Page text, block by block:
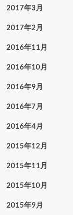
2017年3月
2017年2月
2016年11月
2016年10月
2016年9月
2016年7月
2016年4月
2015年12月
2015年11月
2015年10月
2015年9月